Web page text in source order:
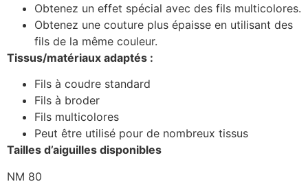
Obtenez un effet spécial avec des fils multicolores.
Obtenez une couture plus épaisse en utilisant des
fils de la même couleur.
Tissus/matériaux adaptés :
Fils à coudre standard
Fils à broder
Fils multicolores
Peut être utilisé pour de nombreux tissus
Tailles d’aiguilles disponibles
NM 80